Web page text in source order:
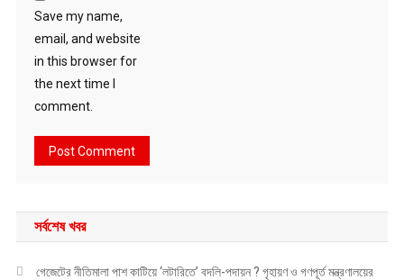
Save my name,
email, and website
in this browser for
the next time I
comment.
সর্বশেষ খবর
গেজেটের নীতিমালা পাশ কাটিয়ে ‘লটারিতে’ বদলি-পদায়ন ? গৃহায়ণ ও গণপূর্ত মন্ত্রণালয়ের